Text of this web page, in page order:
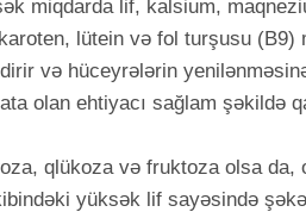
miqdarda lif, kalsium,
lütein və fol turşusu (B9)
və hüceyrələrin
olan ehtiyacı sağlam şəkildə
qlükoza və fruktoza olsa da,
yüksək lif sayəsində